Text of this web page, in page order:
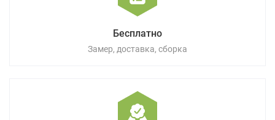
Бесплатно
Замер, доставка, сборка